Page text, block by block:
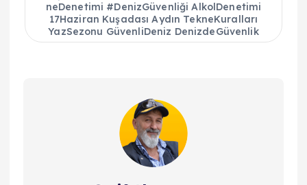
neDenetimi #DenizGüvenliği AlkolDenetimi
17Haziran Kuşadası Aydın TekneKuralları
YazSezonu GüvenliDeniz DenizdeGüvenlik